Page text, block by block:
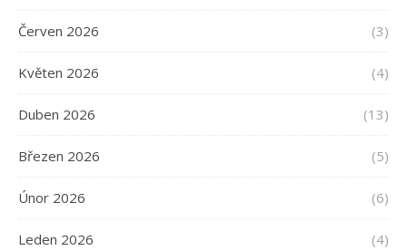
Červen 2026 (3)
Květen 2026 (4)
Duben 2026 (13)
Březen 2026 (5)
Únor 2026 (6)
Leden 2026 (4)